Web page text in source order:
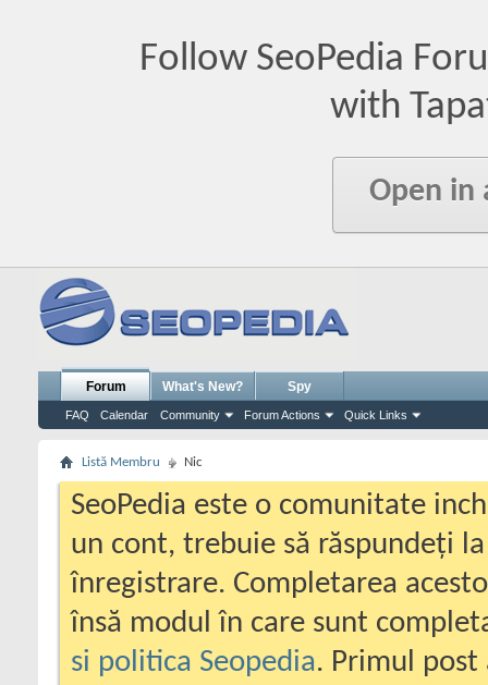
Follow SeoPedia
with
Open in
Forum
FAQ Calendar Community Forum Actions Quick Links
What's New? Spy
Listă Membru Nic
SeoPedia este o comunitate
un cont, trebuie să răspundeți
înregistrare. Completarea
însă modul în care sunt
si politica Seopedia. Primul